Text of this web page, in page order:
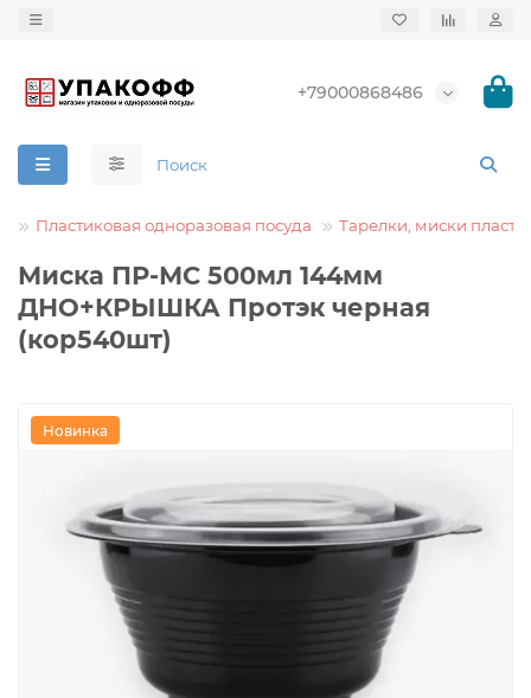
+79000868486
Пластиковая одноразовая посуда Тарелки, миски
Миска ПР-МС 500мл 144мм
ДНО+КРЫШКА Протэк черная
(кор540шт)
Новинка